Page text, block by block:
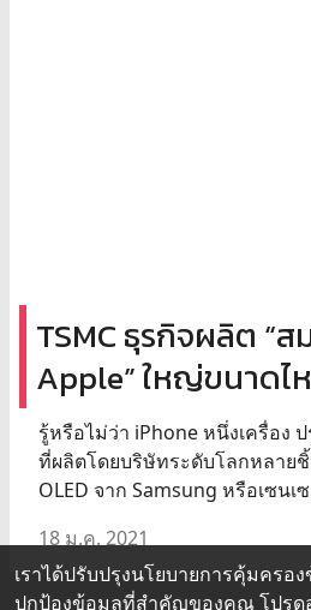
TSMC ธุรกิจผลิต “
Apple” ใหญ่ขนาดไ
รู้หรือไม่ว่า iPhone หนึ่งเครื่อง
ที่ผลิตโดยบริษัทระดับโลกหลายชิ้
OLED จาก Samsung หรือเซนเ
18 ม.ค. 2021
เราได้ปรับปรุงนโยบายการคุ้มครอ
ปกป้องข้อมูลที่สำคัญของคุณ โปรด